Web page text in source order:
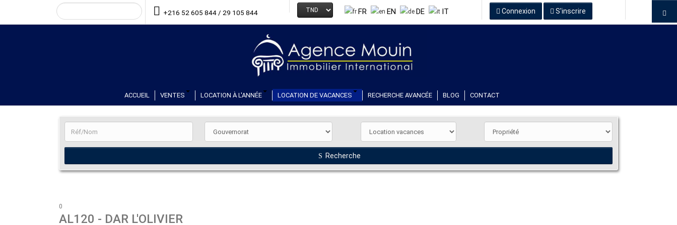
+216 52 605 844 / 29 105 844 FR EN DE IT Connexion S'inscrire
ACCUEIL VENTES LOCATION À L'ANNÉE LOCATION DE VACANCES RECHERCHE AVANCÉE BLOG CONTACT
Recherche
0
AL120 - DAR L'OLIVIER